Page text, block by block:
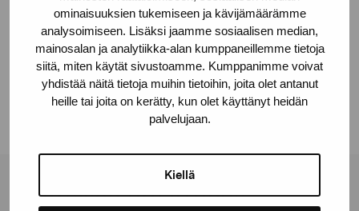
ominaisuuksien tukemiseen ja kävijämäärämme
analysoimiseen. Lisäksi jaamme sosiaalisen median,
mainosalan ja analytiikka-alan kumppaneillemme tietoja
siitä, miten käytät sivustoamme. Kumppanimme voivat
yhdistää näitä tietoja muihin tietoihin, joita olet antanut
heille tai joita on kerätty, kun olet käyttänyt heidän
palvelujaan.
Kiellä
Utan titel
Scott Johan, 1987
Stiftelsen Pro Artibus